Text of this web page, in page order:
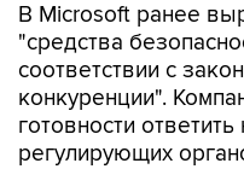
В Microsoft ранее
"средства
соответствии с
конкуренции".
готовности
регулирующих